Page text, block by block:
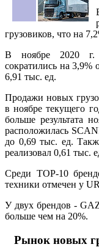
грузовиков, что на
В ноябре 2020 г.
сократились на 3,9%
6,91 тыс. ед.
Продажи новых
в ноябре текущего
больше результата
расположилась
до 0,69 тыс. ед.
реализовал 0,61 тыс.
Среди ТОР-10
техники отмечен у
У двух брендов -
больше чем на 20%.
Рынок новых